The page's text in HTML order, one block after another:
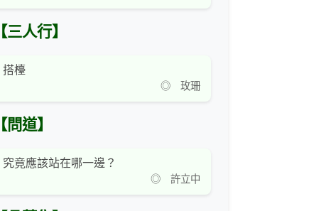
【三人行】
搭檯
◎ 玫珊
【問道】
究竟應該站在哪一邊？
◎ 許立中